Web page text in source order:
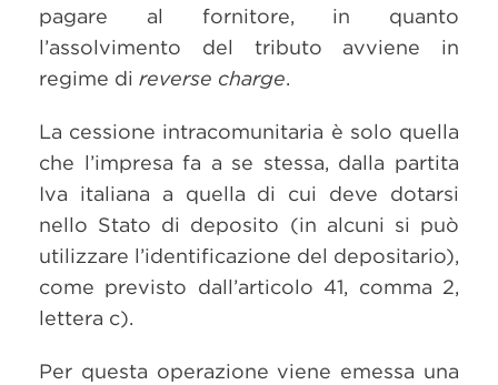
pagare al fornitore, in quanto
l’assolvimento del tributo avviene in
regime di reverse charge.
La cessione intracomunitaria è solo quella
che l’impresa fa a se stessa, dalla partita
Iva italiana a quella di cui deve dotarsi
nello Stato di deposito (in alcuni si può
utilizzare l’identificazione del depositario),
come previsto dall’articolo 41, comma 2,
lettera c).
Per questa operazione viene emessa una